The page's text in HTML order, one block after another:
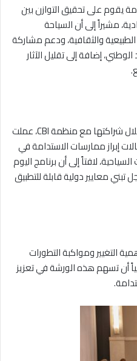
يقوم على تحقيق التوازن بين
مشيراً إلى أن السياحة
والثقافية، ودعم مشاركة
إضافة إلى تقليل الآثار
وأشار الروسان إلى أن الهيئة، ومن خلال شراكتها مع منظمة CBI، عملت
إبراز ممارسات الاستدامة في
لافتاً إلى أن برنامج اليوم
معايير دولية قابلة للتطبيق
التغيير ومواكبة التطورات
أن تسهم هذه الورشة في تعزيز